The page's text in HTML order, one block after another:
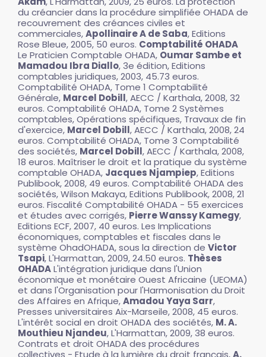
du créancier dans la procédure simplifiée OHADA de
recouvrement des créances civiles et
commerciales,Apollinaire A de Saba, Editions
Rose Bleue, 2005, 50 euros. Comptabilité OHADA
Le Praticien Comptable OHADA, Oumar Sambe et
Mamadou Ibra Diallo, 3e édition, Editions
comptables juridiques, 2003, 45.73 euros.
Comptabilité OHADA, Tome 1 Comptabilité
Générale, Marcel Dobill, AECC / Karthala, 2008, 32
euros. Comptabilité OHADA, Tome 2 Systèmes
comptables, Opérations spécifiques, Travaux de fin
d'exercice, Marcel Dobill, AECC / Karthala, 2008, 24
euros. Comptabilité OHADA, Tome 3 Comptabilité
des sociétés, Marcel Dobill, AECC / Karthala, 2008,
18 euros. Maîtriser le droit et la pratique du système
comptable OHADA, Jacques Njampiep, Editions
Publibook, 2008, 49 euros. Comptabilité OHADA des
sociétés, Wilson Makaya, Editions Publibook, 2008, 21
euros. Fiscalité Comptabilité OHADA - 55 exercices
et études avec corrigés, Pierre Wanssy Kamegy,
Editions ECF, 2007, 40 euros. Les Implications
économiques, comptables et fiscales dans le
système OhadOHADA, sous la direction de Victor
Tsapi, L'Harmattan, 2009, 24.50 euros. Thèses
OHADAL'intégration juridique dans l'Union
économique et monétaire Ouest Africaine (UEOMA)
et dans l'Organisation pour l'Harmonisation du Droit
des Affaires en Afrique,Amadou Yaya Sarr,
Presses universitaires Aix-Marseile, 2008, 45 euros.
L'intérêt social en droit OHADA des sociétés, M. A.
Mouthieu Njandeu, L'Harmattan, 2009, 38 euros.
Contrats et droit OHADA des procédures
collectives - Etude à la lumière du droit français,A.